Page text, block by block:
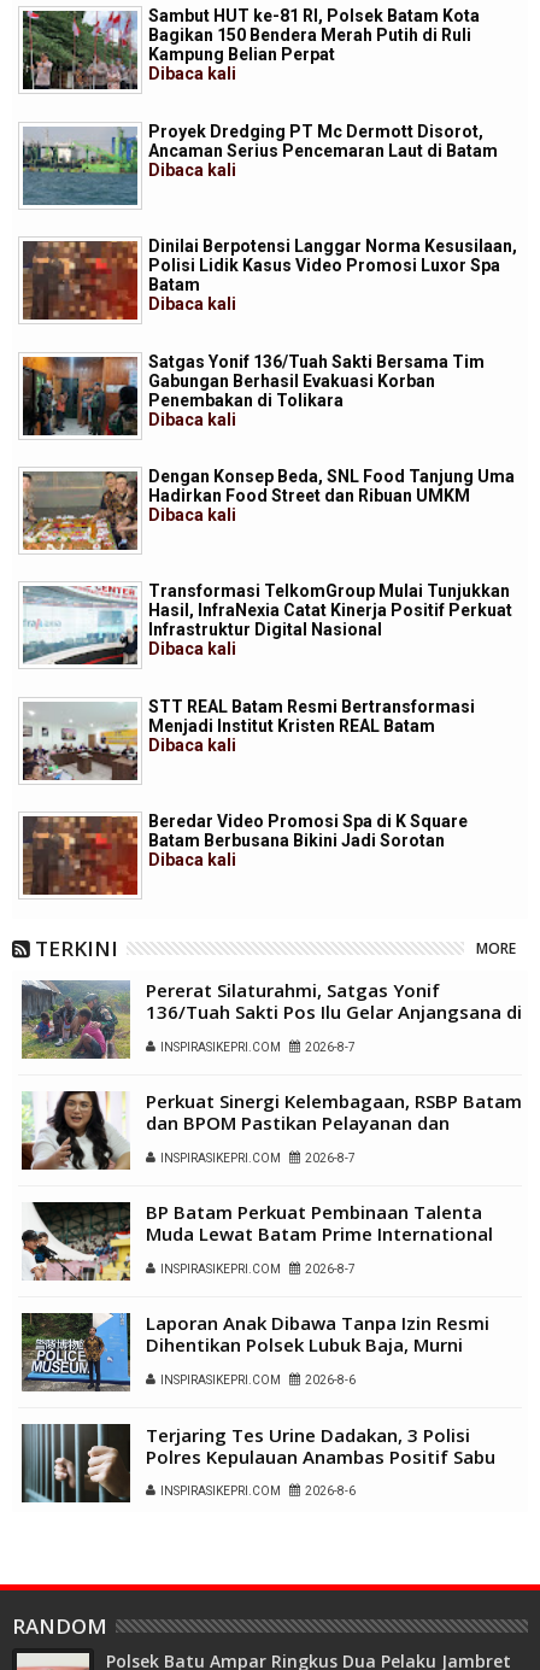
Sambut HUT ke-81 RI, Polsek Batam Kota
Bagikan 150 Bendera Merah Putih di Ruli
Kampung Belian Perpat
Dibaca kali
Proyek Dredging PT Mc Dermott Disorot,
Ancaman Serius Pencemaran Laut di Batam
Dibaca kali
Dinilai Berpotensi Langgar Norma Kesusilaan,
Polisi Lidik Kasus Video Promosi Luxor Spa
Batam
Dibaca kali
Satgas Yonif 136/Tuah Sakti Bersama Tim
Gabungan Berhasil Evakuasi Korban
Penembakan di Tolikara
Dibaca kali
Dengan Konsep Beda, SNL Food Tanjung Uma
Hadirkan Food Street dan Ribuan UMKM
Dibaca kali
Transformasi TelkomGroup Mulai Tunjukkan
Hasil, InfraNexia Catat Kinerja Positif Perkuat
Infrastruktur Digital Nasional
Dibaca kali
STT REAL Batam Resmi Bertransformasi
Menjadi Institut Kristen REAL Batam
Dibaca kali
Beredar Video Promosi Spa di K Square
Batam Berbusana Bikini Jadi Sorotan
Dibaca kali
TERKINI MORE
Pererat Silaturahmi, Satgas Yonif
136/Tuah Sakti Pos Ilu Gelar Anjangsana di
Kampung Alukme
INSPIRASIKEPRI.COM 2026-8-7
Perkuat Sinergi Kelembagaan, RSBP Batam
dan BPOM Pastikan Pelayanan dan
Ketersediaan Obat Aman
INSPIRASIKEPRI.COM 2026-8-7
BP Batam Perkuat Pembinaan Talenta
Muda Lewat Batam Prime International
Grassroot Football Festival 2026
INSPIRASIKEPRI.COM 2026-8-7
Laporan Anak Dibawa Tanpa Izin Resmi
Dihentikan Polsek Lubuk Baja, Murni
Sengketa Hak Asuh
INSPIRASIKEPRI.COM 2026-8-6
Terjaring Tes Urine Dadakan, 3 Polisi
Polres Kepulauan Anambas Positif Sabu
INSPIRASIKEPRI.COM 2026-8-6
RANDOM
Polsek Batu Ampar Ringkus Dua Pelaku Jambret